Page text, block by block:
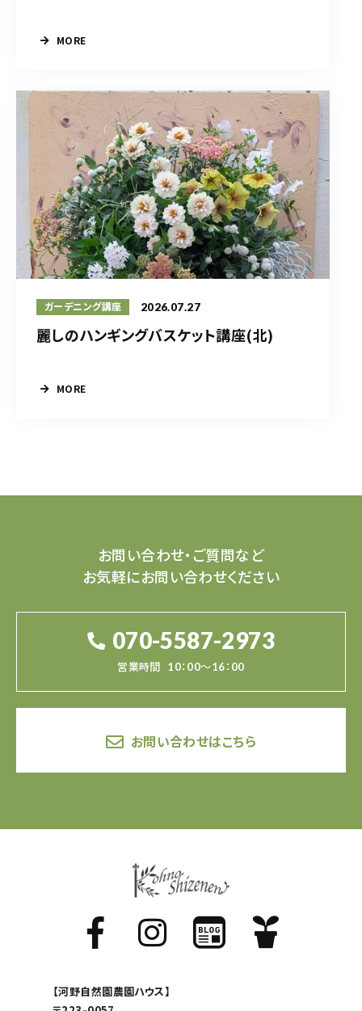
MORE
ガーデニング講座 2026.07.27
麗しのハンギングバスケット講座(北)
MORE
お問い合わせ・ご質問など
お気軽にお問い合わせください
070-5587-2973
営業時間 10：00～16：00
お問い合わせはこちら
【河野自然園農園ハウス】